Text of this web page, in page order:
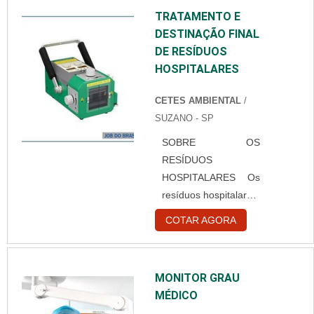
está à procura de
touca branca
descartável em uma
empresa
seus serviços,
consegue encontrar o
site da Best Fabril. É
possível encontrar
capote hospitalar
descartável e gorr...
TRATAMENTO E
DESTINAÇÃO FINAL
DE RESÍDUOS
HOSPITALARES
CETES AMBIENTAL /
SUZANO - SP
SOBRE OS
RESÍDUOS
HOSPITALARES Os
resíduos hospitalares,
provenientes de
serviços de saúde
não podem ser
maneira comum,
afinal, podem
COTAR AGORA
MONITOR GRAU
MÉDICO